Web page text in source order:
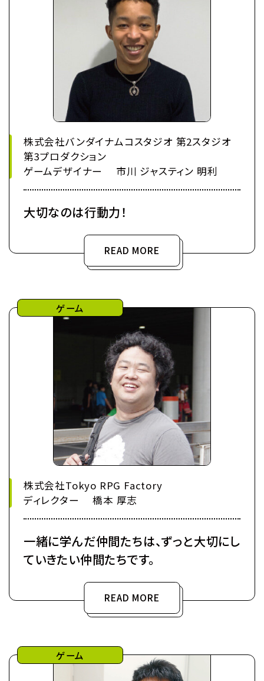
株式会社バンダイナムコスタジオ 第2スタジオ
第3プロダクション
ゲームデザイナー 市川 ジャスティン 明利
大切なのは行動力！
READ MORE
ゲーム
株式会社Tokyo RPG Factory
ディレクター 橋本 厚志
一緒に学んだ仲間たちは、ずっと大切にし
ていきたい仲間たちです。
READ MORE
ゲーム